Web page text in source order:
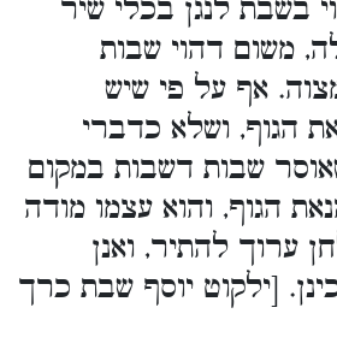
בשבת לנגן בכלי שיר
משום דהוי שבות
אף על פי שיש
הגוף, ושלא כדברי
שבות דשבות במקום
הגוף, והוא עצמו מודה
ערוך להתיר, ואנן
[ילקוט יוסף שבת כרך